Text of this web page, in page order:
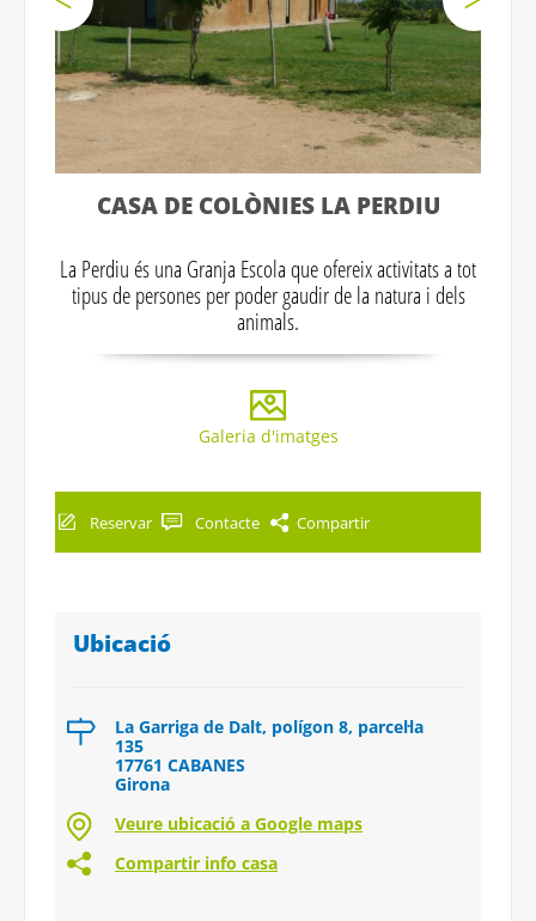
CASA DE COLÒNIES LA PERDIU
La Perdiu és una Granja Escola que ofereix activitats a tot
tipus de persones per poder gaudir de la natura i dels
animals.
Galeria d'imatges
Reservar Contacte Compartir
Ubicació
La Garriga de Dalt, polígon 8, parcel·la
135
17761 CABANES
Girona
Veure ubicació a Google maps
Compartir info casa